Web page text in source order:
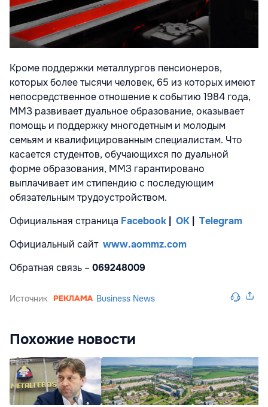
Кроме поддержки металлургов пенсионеров,
которых более тысячи человек, 65 из которых имеют
непосредственное отношение к событию 1984 года,
ММЗ развивает дуальное образование, оказывает
помощь и поддержку многодетным и молодым
семьям и квалифицированным специалистам. Что
касается студентов, обучающихся по дуальной
форме образования, ММЗ гарантировано
выплачивает им стипендию с последующим
обязательным трудоустройством.
Официальная страница Facebook | ОК | Telegram
Официальный сайт www.aommz.com
Обратная связь – 069248009
Источник Business News
Похожие новости